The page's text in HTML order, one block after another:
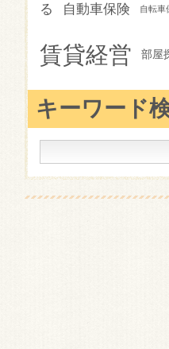
る 自動車保険 自転車
賃貸経営 部屋
キーワード